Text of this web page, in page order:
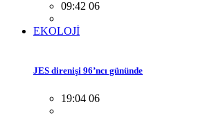
09:42 06
EKOLOJİ
JES direnişi 96’ncı gününde
19:04 06